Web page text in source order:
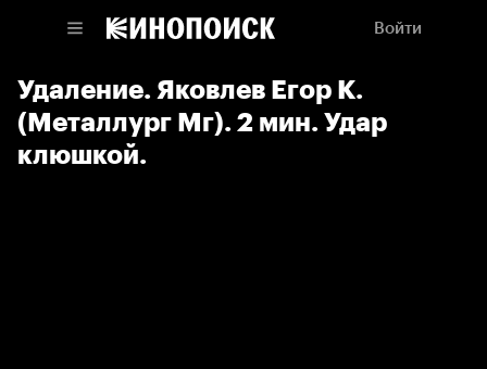
Войти
Удаление. Яковлев Егор К.
(Металлург Мг). 2 мин. Удар
клюшкой.